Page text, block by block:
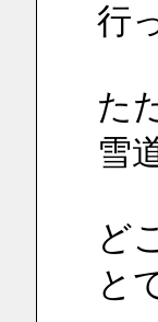
行
た
雪
ど
と